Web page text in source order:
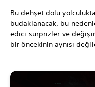
Bu dehşet dolu
budaklanacak, bu
edici sürprizler ve
bir öncekinin aynısı